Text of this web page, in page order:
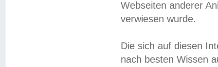
Webseiten anderer
verwiesen wurde.
Die sich auf diesen
nach besten Wissen